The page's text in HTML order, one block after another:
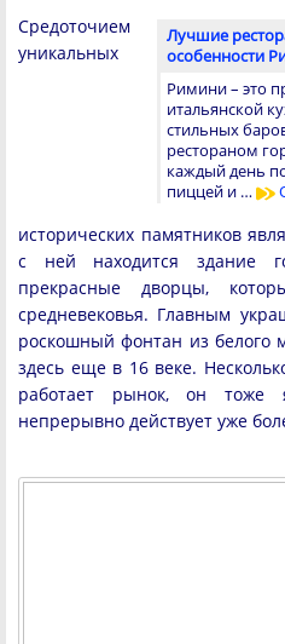
Лучшие
особенности
Римини – это
итальянской
стильных
рестораном
каждый день
пиццей и …
Средоточием
уникальных
исторических памятников
с ней находится здание
прекрасные дворцы,
средневековья. Главным
роскошный фонтан из белого
здесь еще в 16 веке.
работает рынок, он тоже
непрерывно действует уже